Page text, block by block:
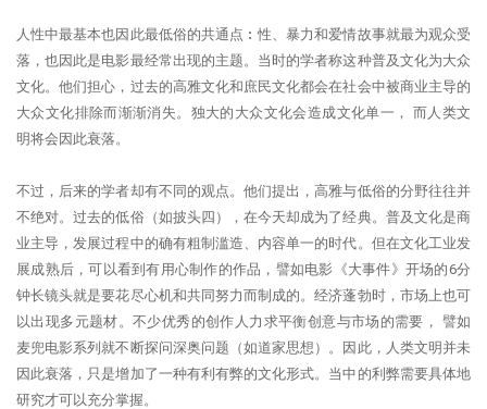
人性中最基本也因此最低俗的共通点︰性、暴力和爱情故事就最为观众受
落，也因此是电影最经常出现的主题。 当时的学者称这种普及文化为大众
文化。他们担心，过去的高雅文化和庶民文化都会在社会中被商业主导的
大众文化排除而渐渐消失。 独大的大众文化会造成文化单一， 而人类文
明将会因此衰落。
不过，后来的学者却有不同的观点。他们提出，高雅与低俗的分野往往并
不绝对。过去的低俗（如披头四），在今天却成为了经典。 普及文化是商
业主导，发展过程中的确有粗制滥造、内容单一的时代。 但在文化工业发
展成熟后，可以看到有用心制作的作品，譬如电影《大事件》开场的6分
钟长镜头就是要花尽心机和共同努力而制成的。经济蓬勃时，市场上也可
以出现多元题材。不少优秀的创作人力求平衡创意与市场的需要， 譬如
麦兜电影系列就不断探问深奥问题（如道家思想）。
因此，人类文明并未
因此衰落，只是增加了一种有利有弊的文化形式。 当中的利弊需要具体地
研究才可以充分掌握。